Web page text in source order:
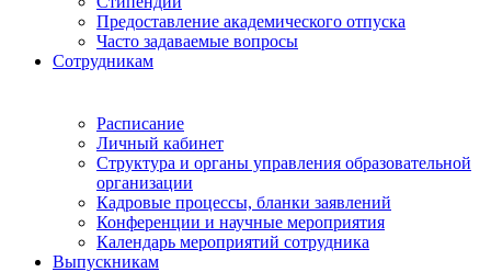
Предоставление академического отпуска
Часто задаваемые вопросы
Сотрудникам
Расписание
Личный кабинет
Структура и органы управления образовательной
организации
Кадровые процессы, бланки заявлений
Конференции и научные мероприятия
Календарь мероприятий сотрудника
Выпускникам